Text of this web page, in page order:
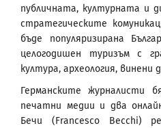
публичната, културната и
стратегическите
бъде популяризирана
целогодишен туризъм с
култура, археология, винени
Германските журналисти
печатни медии и два
Бечи (Francesco Becchi)